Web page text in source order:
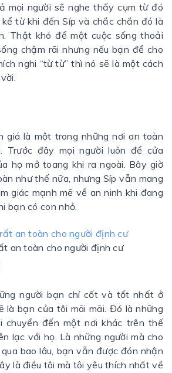
mọi người sẽ nghe thấy cụm từ đó
từ khi đến Síp và chắc chắn đó là
Thật khó để một cuộc sống thoải
chậm rãi nhưng nếu bạn để cho
nghi “từ từ” thì nó sẽ là một cách
giá là một trong những nơi an toàn
Trước đây mọi người luôn để cửa
họ mở toang khi ra ngoài. Bây giờ
như thế nữa, nhưng Síp vẫn mang
giác mạnh mẽ về an ninh khi đang
bạn có con nhỏ.
an toàn cho người định cư
người bạn chí cốt và tốt nhất ở
là bạn của tôi mãi mãi. Đó là những
chuyển đến một nơi khác trên thế
lạc với họ. Là những người mà cho
bao lâu, bạn vẫn được đón nhận
là điều tôi mà tôi yêu thích nhất về